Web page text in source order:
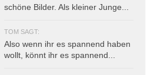
schöne Bilder. Als kleiner Junge...
TOM SAGT:
Also wenn ihr es spannend haben
wollt, könnt ihr es spannend...